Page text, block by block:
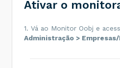
Ativar o
1. Vá ao Monitor Oobj e
Administração >